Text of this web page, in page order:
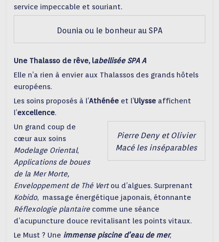
service impeccable et souriant.
Dounia ou le bonheur au SPA
Une Thalasso de rêve, labellisée SPA A
Elle n’a rien à envier aux Thalassos des grands hôtels
européens.
Les soins proposés à l’Athénée et l’Ulysse affichent
l’excellence.
Pierre Deny et Olivier
Macé les inséparables
Un grand coup de
cœur aux soins
Modelage Oriental,
Applications de boues
de la Mer Morte,
Enveloppement de Thé Vertou d’algues. Surprenant
Kobido, massage énergétique japonais, étonnante
Réflexologie plantaire comme une séance
d’acupuncture douce revitalisant les points vitaux.
Le Must ? Une immense piscine d’eau de mer,